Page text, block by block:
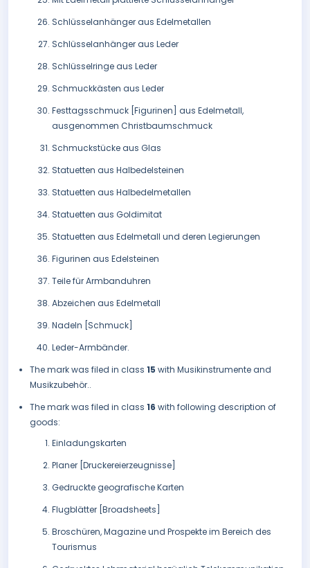
Schlüsselanhänger aus Edelmetallen
Schlüsselanhänger aus Leder
Schlüsselringe aus Leder
Schmuckkästen aus Leder
Festtagsschmuck [Figurinen] aus Edelmetall,
ausgenommen Christbaumschmuck
Schmuckstücke aus Glas
Statuetten aus Halbedelsteinen
Statuetten aus Halbedelmetallen
Statuetten aus Goldimitat
Statuetten aus Edelmetall und deren Legierungen
Figurinen aus Edelsteinen
Teile für Armbanduhren
Abzeichen aus Edelmetall
Nadeln [Schmuck]
Leder-Armbänder.
The mark was filed in class 15 with Musikinstrumente and
Musikzubehör..
The mark was filed in class 16 with following description of
goods:
Einladungskarten
Planer [Druckereierzeugnisse]
Gedruckte geografische Karten
Flugblätter [Broadsheets]
Broschüren, Magazine und Prospekte im Bereich des
Tourismus